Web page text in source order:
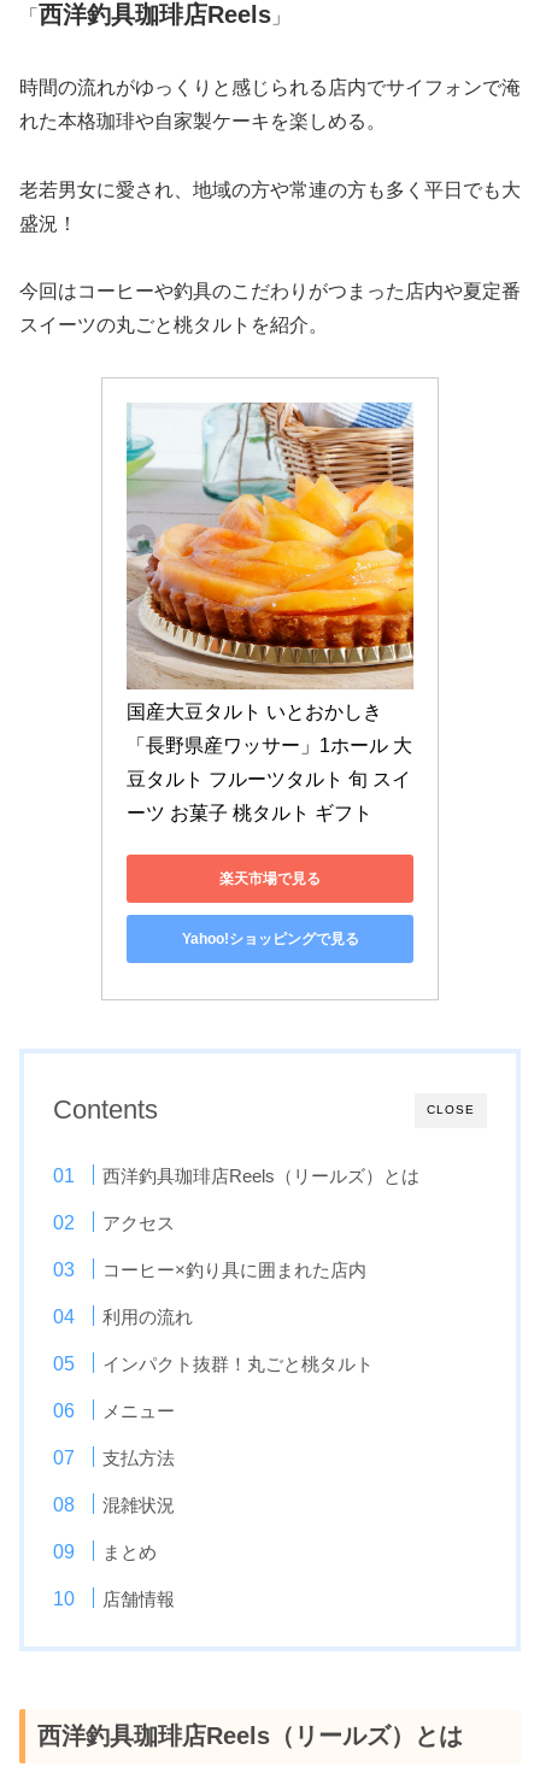
「 西洋釣具珈琲店Reels 」
時間の流れがゆっくりと感じられる店内でサイフォンで淹
れた本格珈琲や自家製ケーキを楽しめる。
老若男女に愛され、地域の方や常連の方も多く平日でも大
盛況！
今回はコーヒーや釣具のこだわりがつまった店内や夏定番
スイーツの丸ごと桃タルトを紹介。
国産大豆タルト いとおかしき
「長野県産ワッサー」1ホール 大
豆タルト フルーツタルト 旬 スイ
ーツ お菓子 桃タルト ギフト
楽天市場で見る
Yahoo!ショッピングで見る
CLOSE
Contents
西洋釣具珈琲店Reels（リールズ）とは
アクセス
コーヒー×釣り具に囲まれた店内
利用の流れ
インパクト抜群！丸ごと桃タルト
メニュー
支払方法
混雑状況
まとめ
店舗情報
西洋釣具珈琲店Reels（リールズ）とは